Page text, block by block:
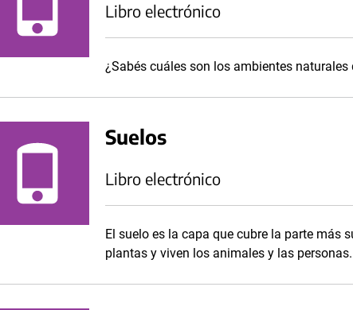
Libro electrónico
¿Sabés cuáles son los ambientes naturales
Suelos
Libro electrónico
El suelo es la capa que cubre la parte más
plantas y viven los animales y las